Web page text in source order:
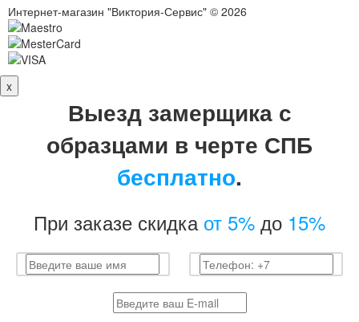
Интернет-магазин "Виктория-Сервис" © 2026
x
Выезд замерщика с
образцами в черте СПБ
бесплатно.
При заказе скидка от 5% до 15%